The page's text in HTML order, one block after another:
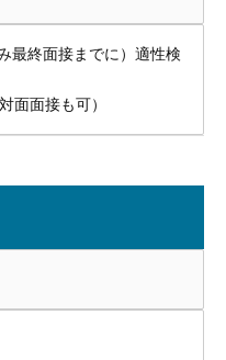
終面接までに）適性検
面面接も可）